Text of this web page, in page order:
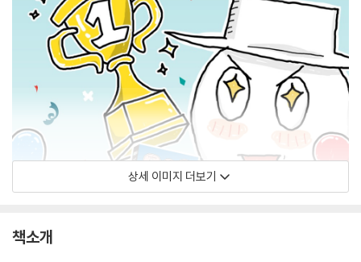
상세 이미지 더보기
책소개